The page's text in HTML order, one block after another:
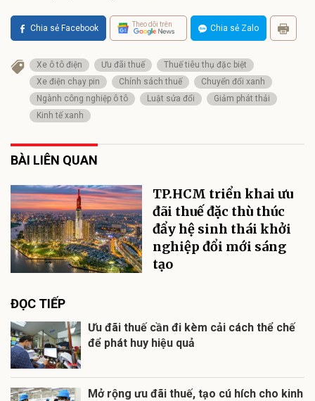
Chia sẻ Facebook Theo dõi trên Chia sẻ Zalo
Xe ô tô điện Ưu đãi thuế
Thuế tiêu thụ đặc biệt
Xe điện chạy pin
Chính sách thuế
Chuyển đổi xanh
Ngành công nghiệp ô tô
Luật sửa đổi
Giảm phát thải
Kinh tế xanh
BÀI LIÊN QUAN
TP.HCM triển khai ưu
đãi thuế đặc thù thúc
đẩy hệ sinh thái khởi
nghiệp đổi mới sáng
tạo
ĐỌC TIẾP
Ưu đãi thuế cần đi kèm cải cách thể chế
để phát huy hiệu quả
Mở rộng ưu đãi thuế, tạo cú hích cho kinh